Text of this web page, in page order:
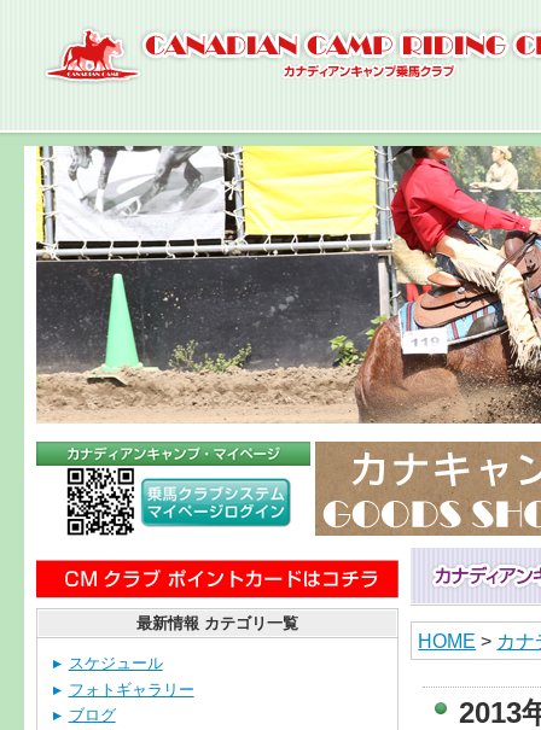
HOME > カ
2013
最新情報 カテゴリ一覧
スケジュール
フォトギャラリー
ブログ